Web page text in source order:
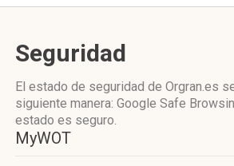
Seguridad
El estado de seguridad de Orgran.es
siguiente manera: Google Safe
estado es seguro.
MyWOT